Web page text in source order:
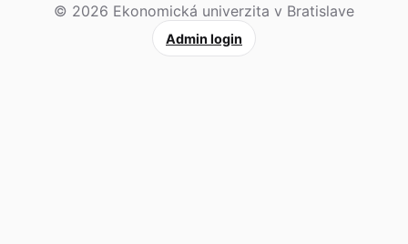
© 2026 Ekonomická univerzita v Bratislave
Admin login